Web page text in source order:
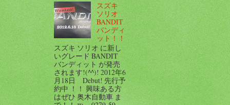
スズキ
ソリオ
BANDIT
バンディ
ット！！
スズキ ソリオ に新し
いグレード BANDIT
バンディット が発売
されます!(^^)! 2012年6
月18日 Debut! 先行予
約中 ！！ 興味ある方
はぜひ 奥木自動車 ま